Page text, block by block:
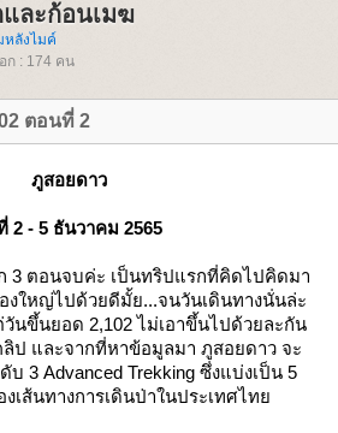
ละก้อนเมฆ
ลังไมค์
ก : 174 คน
ตอนที่ 2
ภูสอยดาว
2 - 5 ธันวาคม 2565
3 ตอนจบค่ะ เป็นทริปแรกที่คิดไปคิดมา
งใหญ่ไปด้วยดีมั้ย...จนวันเดินทางนั่นล่ะ
นขึ้นยอด 2,102 ไม่เอาขึ้นไปด้วยละกัน
ลิป และจากที่หาข้อมูลมา ภูสอยดาว จะ
บ 3 Advanced Trekking ซึ่งแบ่งเป็น 5
เส้นทางการเดินป่าในประเทศไท